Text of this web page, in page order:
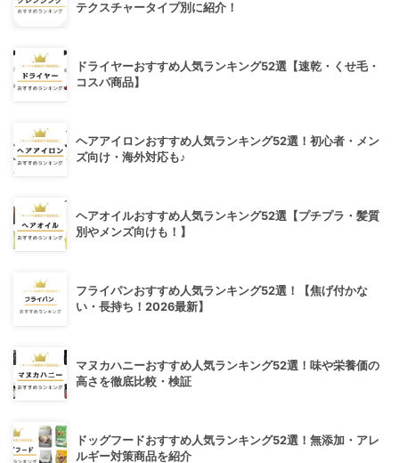
テクスチャータイプ別に紹介！
ドライヤーおすすめ人気ランキング52選【速乾・くせ毛・
コスパ商品】
ヘアアイロンおすすめ人気ランキング52選！初心者・メン
ズ向け・海外対応も♪
ヘアオイルおすすめ人気ランキング52選【プチプラ・髪質
別やメンズ向けも！】
フライパンおすすめ人気ランキング52選！【焦げ付かな
い・長持ち！2026最新】
マヌカハニーおすすめ人気ランキング52選！味や栄養価の
高さを徹底比較・検証
ドッグフードおすすめ人気ランキング52選！無添加・アレ
ルギー対策商品を紹介